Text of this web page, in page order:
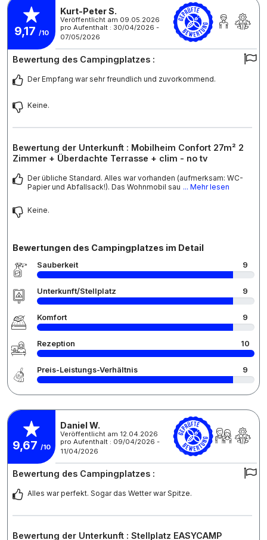
9,17 /10
Kurt-Peter S.
Veröffentlicht am 09.05.2026
pro Aufenthalt : 30/04/2026 -
07/05/2026
Bewertung des Campingplatzes :
Der Empfang war sehr freundlich und zuvorkommend.
Keine.
Bewertung der Unterkunft : Mobilheim Confort 27m² 2
Zimmer + Überdachte Terrasse + clim - no tv
Der übliche Standard. Alles war vorhanden (aufmerksam: WC-
Papier und Abfallsack!). Das Wohnmobil sau ... Mehr lesen
Keine.
Bewertungen des Campingplatzes im Detail
Sauberkeit 9
Unterkunft/Stellplatz 9
Komfort 9
Rezeption 10
Preis-Leistungs-Verhältnis 9
9,67 /10
Daniel W.
Veröffentlicht am 12.04.2026
pro Aufenthalt : 09/04/2026 -
11/04/2026
Bewertung des Campingplatzes :
Alles war perfekt. Sogar das Wetter war Spitze.
Bewertung der Unterkunft : Stellplatz EASYCAMP